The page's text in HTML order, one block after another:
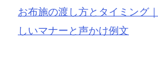
お布施の渡し方とタイミング
しいマナーと声かけ例文